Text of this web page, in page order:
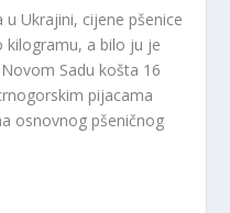
Ukrajini, cijene pšenice
kilogramu, a bilo ju je
Sadu košta 16
pijacama
osnovnog pšeničnog